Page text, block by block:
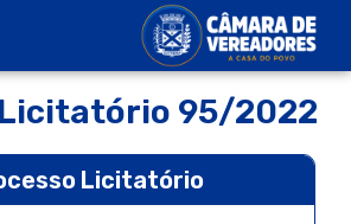
95/2022
Licitatório